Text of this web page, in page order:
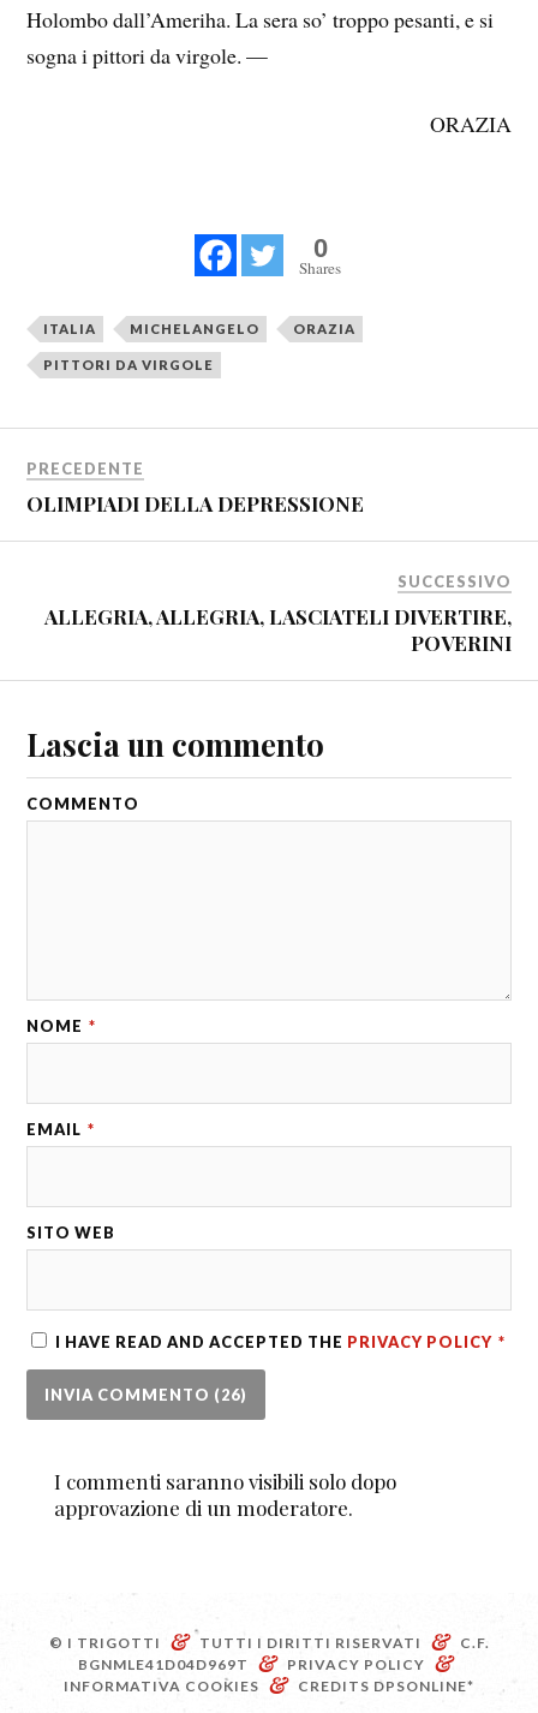
Holombo dall’Ameriha. La sera so’ troppo pesanti, e si
sogna i pittori da virgole. —
ORAZIA
0
Shares
ITALIA MICHELANGELO ORAZIA
PITTORI DA VIRGOLE
PRECEDENTE
OLIMPIADI DELLA DEPRESSIONE
SUCCESSIVO
ALLEGRIA, ALLEGRIA, LASCIATELI DIVERTIRE,
POVERINI
Lascia un commento
COMMENTO
NOME *
EMAIL *
SITO WEB
I HAVE READ AND ACCEPTED THE PRIVACY POLICY *
I commenti saranno visibili solo dopo
approvazione di un moderatore.
© I TRIGOTTI & TUTTI I DIRITTI RISERVATI &
C.F.
BGNMLE41D04D969T
& PRIVACY POLICY &
INFORMATIVA COOKIES & CREDITS DPSONLINE*